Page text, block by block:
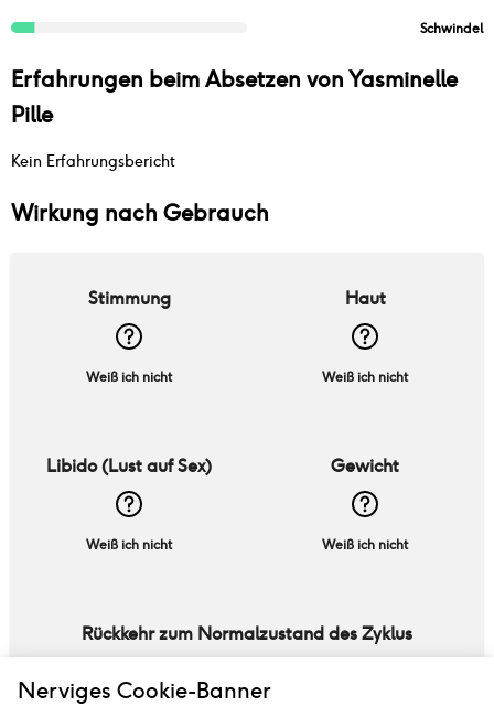
Schwindel
Erfahrungen beim Absetzen vonYasminelle
Pille
Kein Erfahrungsbericht
Wirkung nach Gebrauch
Stimmung
Weiß ich nicht
Haut
Weiß ich nicht
Libido (Lust auf Sex)
Weiß ich nicht
Gewicht
Weiß ich nicht
Rückkehr zum Normalzustand des Zyklus
Nerviges Cookie-Banner